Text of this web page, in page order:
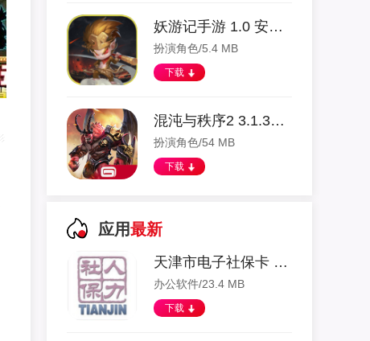
妖游记手游 1.0 安卓版
扮演角色/5.4 MB
下载
混沌与秩序2 3.1.3a 安卓版
扮演角色/54 MB
下载
应用最新
天津市电子社保卡 1.0.38 安卓版
办公软件/23.4 MB
下载